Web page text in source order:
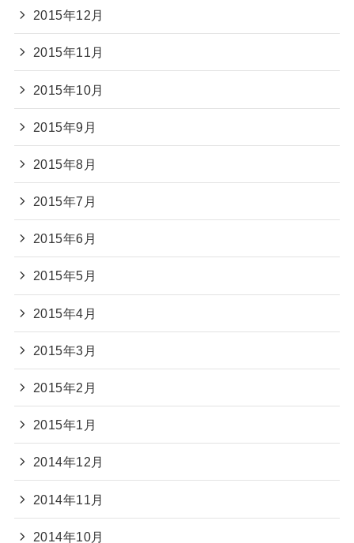
2015年12月
2015年11月
2015年10月
2015年9月
2015年8月
2015年7月
2015年6月
2015年5月
2015年4月
2015年3月
2015年2月
2015年1月
2014年12月
2014年11月
2014年10月